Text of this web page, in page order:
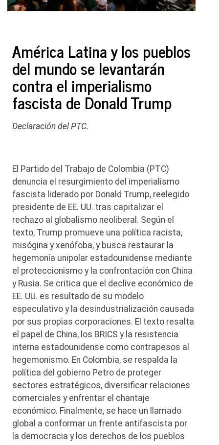
América Latina y los pueblos
del mundo se levantarán
contra el imperialismo
fascista de Donald Trump
Declaración del PTC.
El Partido del Trabajo de Colombia (PTC)
denuncia el resurgimiento del imperialismo
fascista liderado por Donald Trump, reelegido
presidente de EE. UU. tras capitalizar el
rechazo al globalismo neoliberal. Según el
texto, Trump promueve una política racista,
misógina y xenófoba, y busca restaurar la
hegemonía unipolar estadounidense mediante
el proteccionismo y la confrontación con China
y Rusia. Se critica que el declive económico de
EE. UU. es resultado de su modelo
especulativo y la desindustrialización causada
por sus propias corporaciones. El texto resalta
el papel de China, los BRICS y la resistencia
interna estadounidense como contrapesos al
hegemonismo. En Colombia, se respalda la
política del gobierno Petro de proteger
sectores estratégicos, diversificar relaciones
comerciales y enfrentar el chantaje
económico. Finalmente, se hace un llamado
global a conformar un frente antifascista por
la democracia y los derechos de los pueblos